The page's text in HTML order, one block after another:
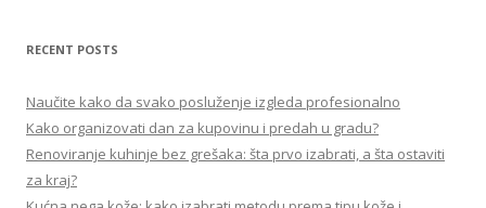
r
h
f
o
:
RECENT POSTS
Naučite kako da svako posluženje izgleda profesionalno
Kako organizovati dan za kupovinu i predah u gradu?
Renoviranje kuhinje bez grešaka: šta prvo izabrati, a šta ostaviti
za kraj?